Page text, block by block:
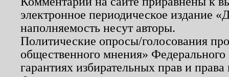
электронное периодическое издание
наполняемость несут авторы.
Политические опросы/голосования
общественного мнения»
гарантиях избирательных прав и